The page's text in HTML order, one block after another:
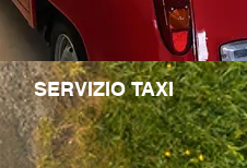
SERVIZIO TAXI